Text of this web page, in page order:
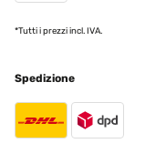
Amazon user
*Tutti i prezzi incl. IVA.
Spedizione